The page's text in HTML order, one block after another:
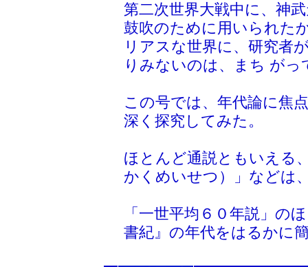
第二次世界大戦中に、神
鼓吹のために用いられた
リアスな世界に、研究者
りみないのは、まち がっ
この号では、年代論に焦
深く探究してみた。
ほとんど通説ともいえる
かくめいせつ）」などは
「一世平均６０年説」の
書紀』の年代をはるかに